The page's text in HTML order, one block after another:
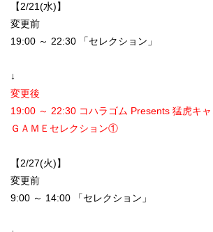
【2/21(水)】
変更前
19:00 ～ 22:30 「セレクション」
↓
変更後
19:00 ～ 22:30 コハラゴム Presents 猛虎キ
ＧＡＭＥセレクション①
【2/27(火)】
変更前
9:00 ～ 14:00 「セレクション」